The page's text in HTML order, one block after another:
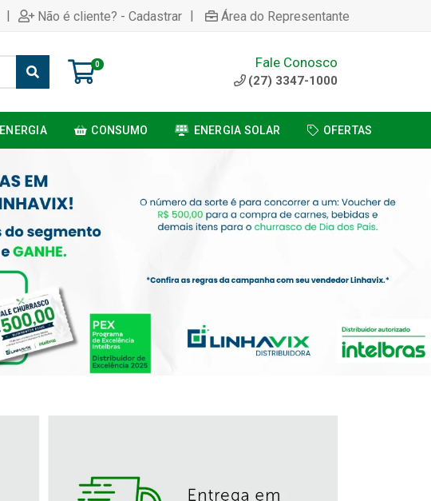
| Não é cliente? - Cadastrar | Área do Representante
0 Fale Conosco
(27) 3347-1000
ENERGIA CONSUMO ENERGIA SOLAR OFERTAS